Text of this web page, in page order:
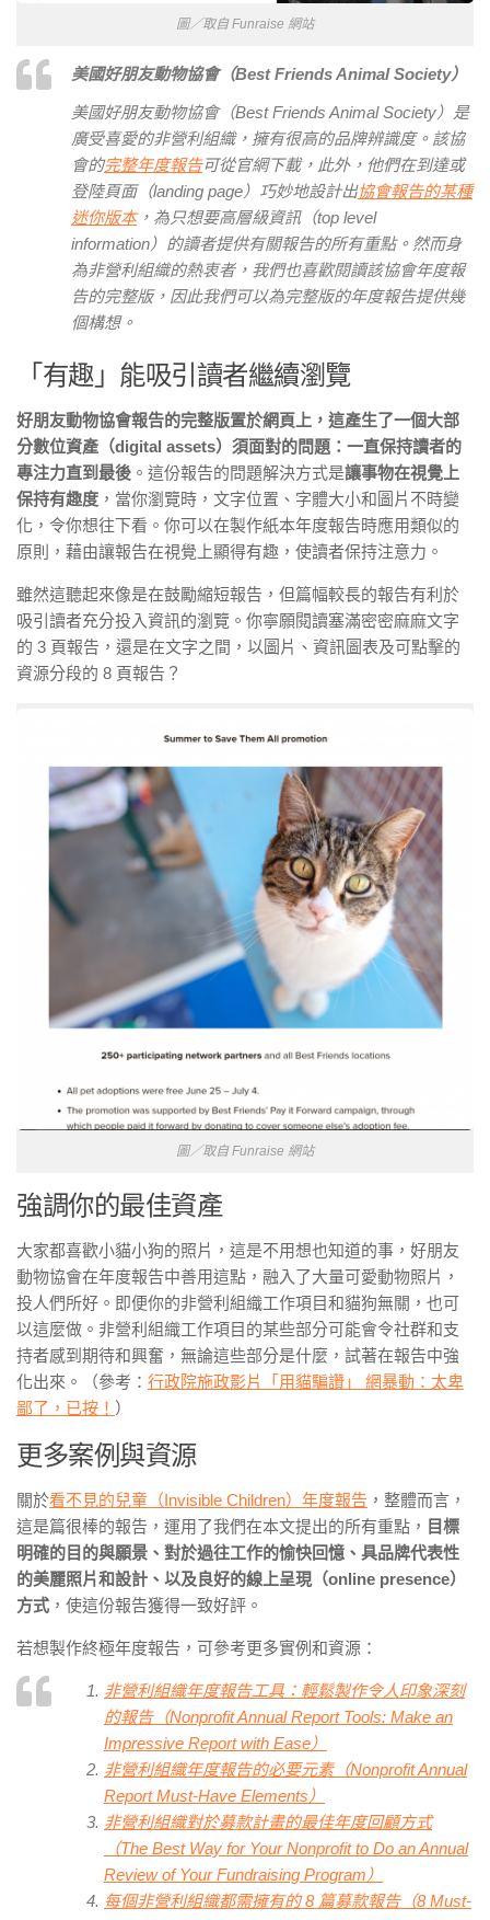
圖／取自 Funraise 網站
美國好朋友動物協會（Best Friends Animal Society）
美國好朋友動物協會（Best Friends Animal Society）是
廣受喜愛的非營利組織，擁有很高的品牌辨識度。該協
會的完整年度報告可從官網下載，此外，他們在到達或
登陸頁面（landing page）巧妙地設計出協會報告的某種
迷你版本，為只想要高層級資訊（top level
information）的讀者提供有關報告的所有重點。然而身
為非營利組織的熱衷者，我們也喜歡閱讀該協會年度報
告的完整版，因此我們可以為完整版的年度報告提供幾
個構想。
「有趣」能吸引讀者繼續瀏覽
好朋友動物協會報告的完整版置於網頁上，這產生了一個大部
分數位資產（digital assets）須面對的問題：一直保持讀者的
專注力直到最後 。這份報告的問題解決方式是讓事物在視覺上
保持有趣度 ，當你瀏覽時，文字位置、字體大小和圖片不時變
化，令你想往下看。你可以在製作紙本年度報告時應用類似的
原則，藉由讓報告在視覺上顯得有趣，使讀者保持注意力。
雖然這聽起來像是在鼓勵縮短報告，但篇幅較長的報告有利於
吸引讀者充分投入資訊的瀏覽。你寧願閱讀塞滿密密麻麻文字
的 3 頁報告，還是在文字之間，以圖片、資訊圖表及可點擊的
資源分段的 8 頁報告？
圖／取自 Funraise 網站
強調你的最佳資產
大家都喜歡小貓小狗的照片，這是不用想也知道的事，好朋友
動物協會在年度報告中善用這點，融入了大量可愛動物照片，
投人們所好。即便你的非營利組織工作項目和貓狗無關，也可
以這麼做。非營利組織工作項目的某些部分可能會令社群和支
持者感到期待和興奮，無論這些部分是什麼，試著在報告中強
化出來。（參考： 行政院施政影片「用貓騙讚」 網暴動：太卑
鄙了，已按！ ）
更多案例與資源
關於看不見的兒童（Invisible Children）年度報告 ，整體而言，
這是篇很棒的報告，運用了我們在本文提出的所有重點， 目標
明確的目的與願景、對於過往工作的愉快回憶、具品牌代表性
的美麗照片和設計、以及良好的線上呈現（online presence）
方式 ，使這份報告獲得一致好評。
若想製作終極年度報告，可參考更多實例和資源：
非營利組織年度報告工具：輕鬆製作令人印象深刻
的報告（Nonprofit Annual Report Tools: Make an
Impressive Report with Ease）
非營利組織年度報告的必要元素（Nonprofit Annual
Report Must-Have Elements）
非營利組織對於募款計畫的最佳年度回顧方式
（The Best Way for Your Nonprofit to Do an Annual
Review of Your Fundraising Program）
每個非營利組織都需擁有的 8 篇募款報告（8 Must-